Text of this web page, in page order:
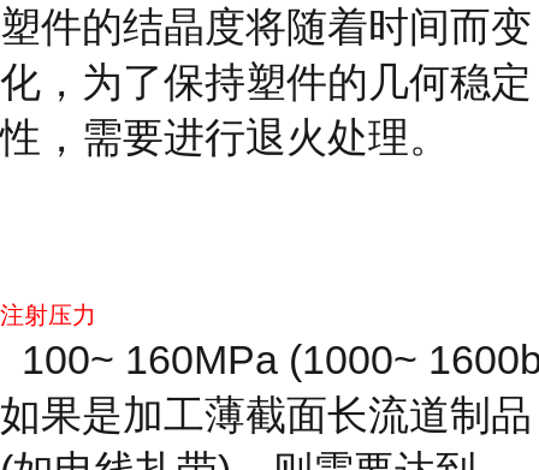
塑件的结晶度将随着时间而变
化，为了保持塑件的几何稳定
性，需要进行退火处理。
注射压力
100~ 160MPa (1000~
如果是加工薄截面长流道制品